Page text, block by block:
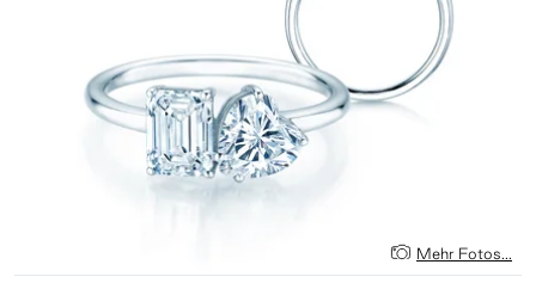
Mehr Fotos...